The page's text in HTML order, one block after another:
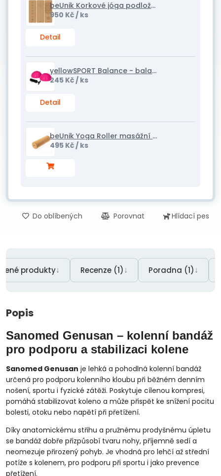
beUnik Korkové jóga podložky
950 Kč/ ks
Detail
yellowSPORT Balance - balanční kopule, 2 ks s pumpičkou
245 Kč/ ks
Detail
beUnik Yoga Roller masážní válec korkový, 30x10 cm
495 Kč/ ks
Do oblíbených Porovnat Hlídací pes
produkty↓ Recenze (1)↓ Poradna (1)↓
Popis
Sanomed Genusan – kolenní bandáž
pro podporu a stabilizaci kolene
Sanomed Genusan je lehká a pohodlná kolenní bandáž
určená pro podporu kolenního kloubu při běžném denním
nošení, sportu i fyzické zátěži. Poskytuje cílenou kompresi,
pomáhá stabilizovat koleno a může přispět ke snížení pocitu
bolesti, otoku nebo napětí při přetížení.
Díky anatomickému střihu a pružnému prodyšnému úpletu
se bandáž dobře přizpůsobí tvaru nohy, příjemně sedí a
neomezuje přirozený pohyb. Je vhodná pro lehčí až střední
potíže s kolenem, pro podporu při sportu i jako prevence
přetížení.